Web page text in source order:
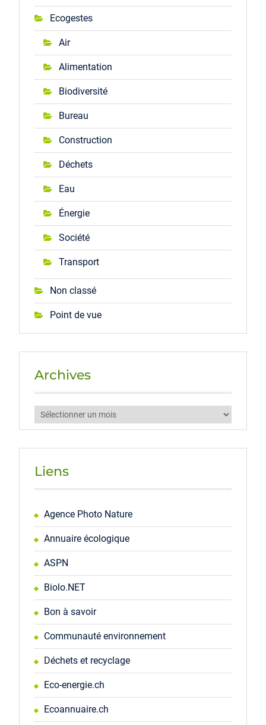
Ecogestes
Air
Alimentation
Biodiversité
Bureau
Construction
Déchets
Eau
Énergie
Société
Transport
Non classé
Point de vue
Archives
Archives
Liens
Agence Photo Nature
Annuaire écologique
ASPN
Biolo.NET
Bon à savoir
Communauté environnement
Déchets et recyclage
Eco-energie.ch
Ecoannuaire.ch